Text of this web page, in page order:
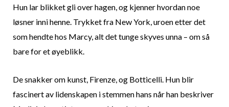
Hun lar blikket gli over hagen, og kjenner hvordan noe
løsner inni henne. Trykket fra New York, uroen etter det
som hendte hos Marcy, alt det tunge skyves unna – om så
bare for et øyeblikk.
De snakker om kunst, Firenze, og Botticelli. Hun blir
fascinert av lidenskapen i stemmen hans når han beskriver